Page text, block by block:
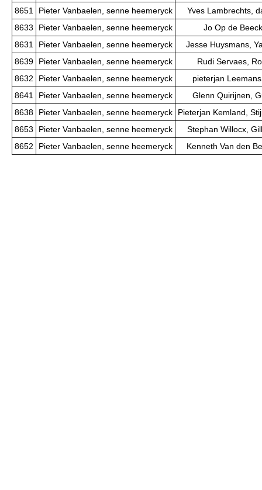
8651
Pieter Vanbaelen, senne heemeryck
Yves Lambrechts,
8633
Pieter Vanbaelen, senne heemeryck
Jo Op de
8631
Pieter Vanbaelen, senne heemeryck
Jesse Huysmans,
8639
Pieter Vanbaelen, senne heemeryck
Rudi Servaes,
8632
Pieter Vanbaelen, senne heemeryck
pieterjan
8641
Pieter Vanbaelen, senne heemeryck
Glenn Quirijnen,
8638
Pieter Vanbaelen, senne heemeryck
Pieterjan Kemland,
8653
Pieter Vanbaelen, senne heemeryck
Stephan Willocx,
8652
Pieter Vanbaelen, senne heemeryck Kenneth Van den